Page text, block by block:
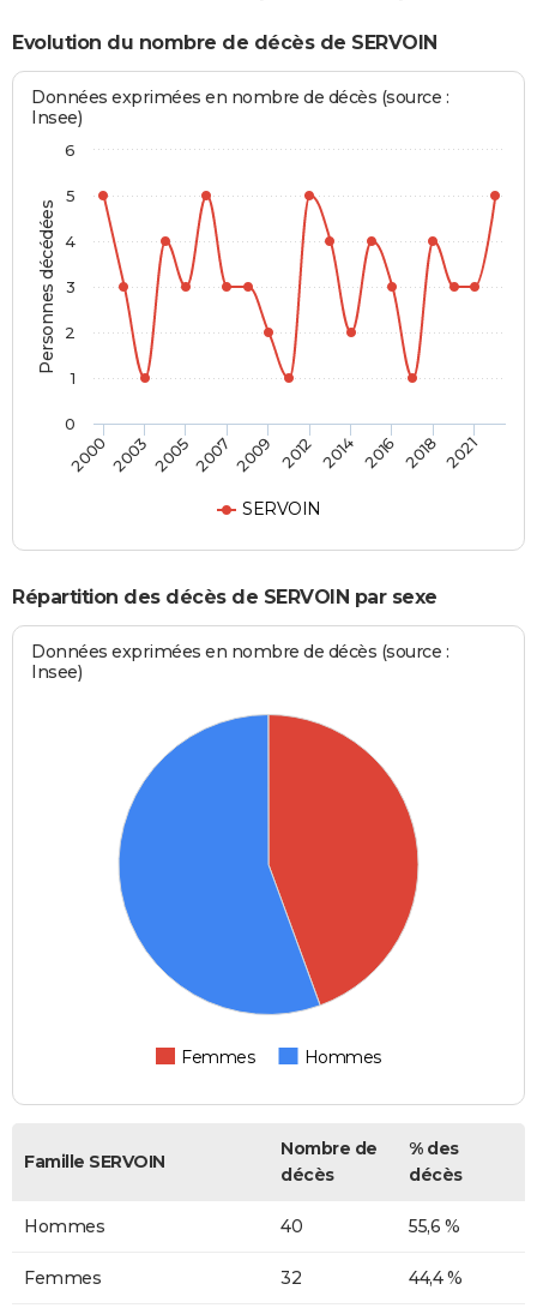
Evolution du nombre de décès de SERVOIN
Personnes décédées
Données exprimées en nombre de décès (source :
Insee)
SERVOIN
20002003200520072009 2012 2014 2016 2018 2021
0
1
2
3
4
5
6
Répartition des décès de SERVOIN par sexe
Données exprimées en nombre de décès (source :
Insee)
Femmes Hommes
Famille SERVOIN
Nombre de
décès
% des
décès
Hommes 40 55,6 %
Femmes 32 44,4 %